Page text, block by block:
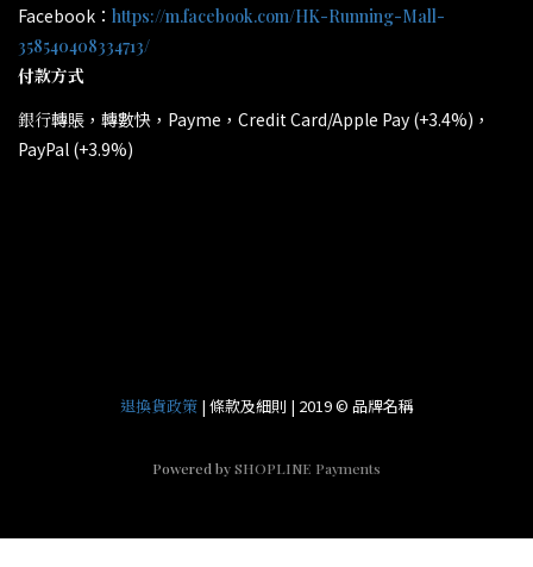
Facebook： https://m.facebook.com/HK-Running-Mall-
358540408334713/
付款方式
銀行轉賬，轉數快，Payme，Credit Card/Apple Pay (+3.4%)，
PayPal (+3.9%)
退換貨政策| 條款及細則 | 2019 © 品牌名稱
Powered bySHOPLINE Payments